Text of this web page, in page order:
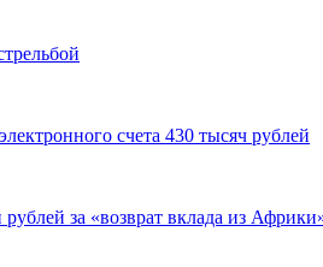
счета 430 тысяч рублей
за «возврат вклада из